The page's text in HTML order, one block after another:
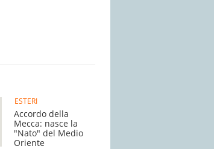
ESTERI
Accordo della
Mecca: nasce la
"Nato" del Medio
Oriente